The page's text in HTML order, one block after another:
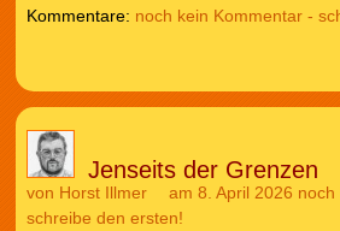
noch kein Kommentar -
Jenseits der Grenzen
von Horst Illmer am 8. April 2026 noch
schreibe den ersten!